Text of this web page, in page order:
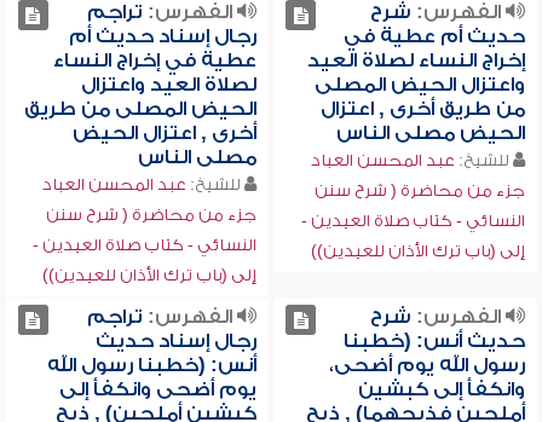
الفهرس: شرح
حديث أم عطية في
إخراج النساء لصلاة العيد
واعتزال الحيض المصلى
من طريق أخرى , اعتزال
الحيض مصلى الناس
للشيخ: عبد المحسن العباد
جزء من محاضرة ( شرح سنن
النسائي - كتاب صلاة العيدين -
إلى (باب ترك الأذان للعيدين))
الفهرس: تراجم
رجال إسناد حديث أم
عطية في إخراج النساء
لصلاة العيد واعتزال
الحيض المصلى من طريق
أخرى , اعتزال الحيض
مصلى الناس
للشيخ: عبد المحسن العباد
جزء من محاضرة ( شرح سنن
النسائي - كتاب صلاة العيدين -
إلى (باب ترك الأذان للعيدين))
الفهرس: شرح
حديث أنس: (خطبنا
رسول الله يوم أضحى،
وانكفأ إلى كبشين
أملحين فذبحهما) , ذبح
الفهرس: تراجم
رجال إسناد حديث
أنس: (خطبنا رسول الله
يوم أضحى وانكفأ إلى
كبشين أملحين) , ذبح